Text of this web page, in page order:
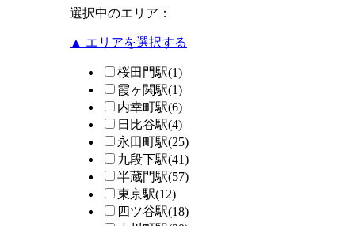
選択中のエリア：
▲ エリアを選択する
桜田門駅(1)
霞ヶ関駅(1)
内幸町駅(6)
日比谷駅(4)
永田町駅(25)
九段下駅(41)
半蔵門駅(57)
東京駅(12)
四ツ谷駅(18)